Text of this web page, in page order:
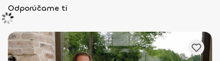
Odporúčame ti